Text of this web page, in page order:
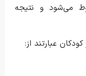
می‌شود و نتیجه
عبارتند از: